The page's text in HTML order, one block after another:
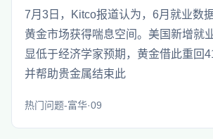
7月3日，Kitco报道认为，6月就业数
黄金市场获得喘息空间。美国新增就
显低于经济学家预期，黄金借此重回
并帮助贵金属结束此
热门问题-富华·09